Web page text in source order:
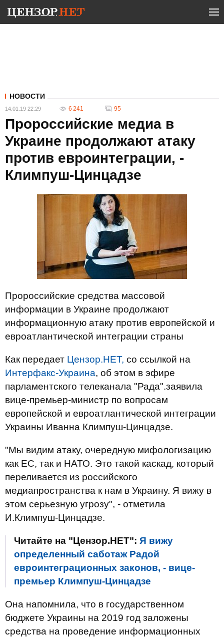
НОВОСТИ
14.01.19 22:29 6 241 95
Пророссийские медиа в
Украине продолжают атаку
против евроинтеграции, -
Климпуш-Цинцадзе
Пророссийские средства массовой
информации в Украине продолжают
информационную атаку против европейской и
евроатлантической интеграции страны
Как передает Цензор.НЕТ, со ссылкой на
Интерфакс-Украина, об этом в эфире
парламентского телеканала "Рада".заявила
вице-премьер-министр по вопросам
европейской и евроатлантической интеграции
Украины Иванна Климпуш-Цинцадзе.
"Мы видим атаку, очередную мифологизацию
как ЕС, так и НАТО. Это такой каскад, который
переливается из российского
медиапространства к нам в Украину. Я вижу в
этом серьезную угрозу", - отметила
И.Климпуш-Цинцадзе.
Читайте на "Цензор.НЕТ": Я вижу
определенный саботаж Радой
евроинтеграционных законов, - вице-
премьер Климпуш-Цинцадзе
Она напомнила, что в государственном
бюджете Украины на 2019 год заложены
средства на проведение информационных